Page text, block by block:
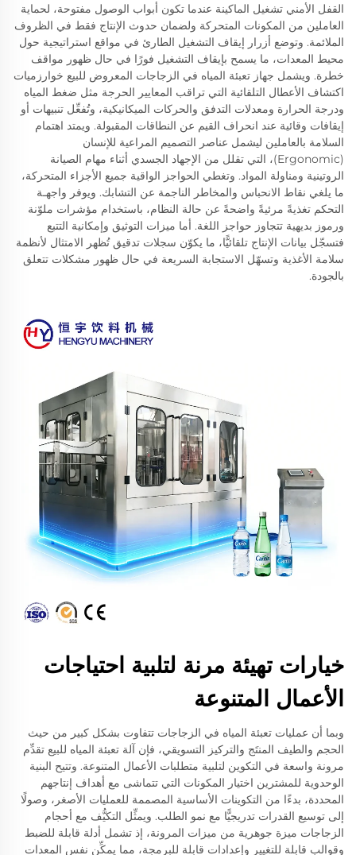
القفل الأمني تشغيل الماكينة عندما تكون أبواب الوصول مفتوحة، لحماية
العاملين من المكونات المتحركة ولضمان حدوث الإنتاج فقط في الظروف
الملائمة. وتوضع أزرار إيقاف التشغيل الطارئ في مواقع استراتيجية حول
محيط المعدات، ما يسمح بإيقاف التشغيل فورًا في حال ظهور مواقف
خطرة. ويشمل جهاز تعبئة المياه في الزجاجات المعروض للبيع خوارزميات
اكتشاف الأعطال التلقائية التي تراقب المعايير الحرجة مثل ضغط المياه
ودرجة الحرارة ومعدلات التدفق والحركات الميكانيكية، وتُفعِّل تنبيهات أو
إيقافات وقائية عند انحراف القيم عن النطاقات المقبولة. ويمتد اهتمام
السلامة بالعاملين ليشمل عناصر التصميم المراعية للإنسان
(Ergonomic)، التي تقلل من الإجهاد الجسدي أثناء مهام الصيانة
الروتينية ومناولة المواد. وتغطي الحواجز الواقية جميع الأجزاء المتحركة،
ما يلغي نقاط الانحباس والمخاطر الناجمة عن التشابك. ويوفر واجهـة
التحكم تغذيةً مرئيةً واضحةً عن حالة النظام، باستخدام مؤشرات ملوّنة
ورموز بديهية تتجاوز حواجز اللغة. أما ميزات التوثيق وإمكانية التتبع
فتسجّل بيانات الإنتاج تلقائيًّا، ما يكوّن سجلات تدقيق تُظهر الامتثال لأنظمة
سلامة الأغذية وتسهّل الاستجابة السريعة في حال ظهور مشكلات تتعلق
بالجودة.
خيارات تهيئة مرنة لتلبية احتياجات
الأعمال المتنوعة
وبما أن عمليات تعبئة المياه في الزجاجات تتفاوت بشكل كبير من حيث
الحجم والطيف المنتَج والتركيز التسويقي، فإن آلة تعبئة المياه للبيع تقدِّم
مرونة واسعة في التكوين لتلبية متطلبات الأعمال المتنوعة. وتتيح البنية
الوحدوية للمشترين اختيار المكونات التي تتماشى مع أهداف إنتاجهم
المحددة، بدءًا من التكوينات الأساسية المصممة للعمليات الأصغر، وصولًا
إلى توسيع القدرات تدريجيًّا مع نمو الطلب. ويمثِّل التكيُّف مع أحجام
الزجاجات ميزة جوهرية من ميزات المرونة، إذ تشمل أدلة قابلة للضبط
وقوالب قابلة للتغيير وإعدادات قابلة للبرمجة، مما يمكِّن نفس المعدات